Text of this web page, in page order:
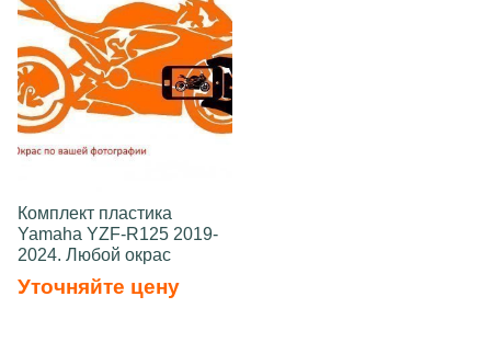
Комплект пластика
Yamaha YZF-R125 2019-
2024. Любой окрас
Уточняйте цену